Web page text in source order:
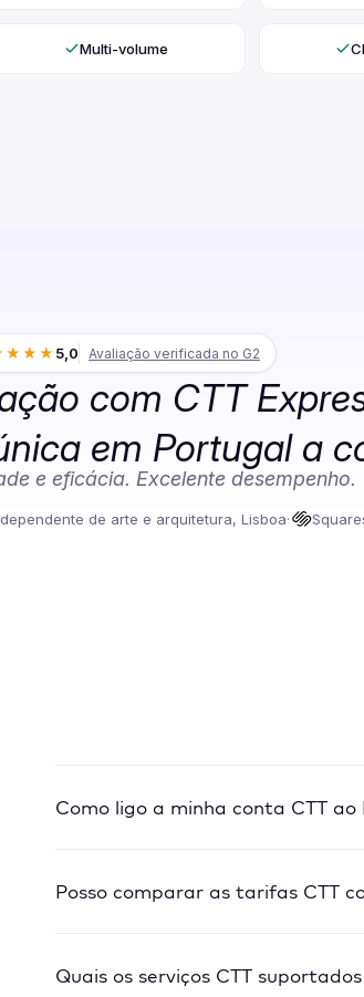
Multi-volume
5,0 Avaliação verificada no G2
com CTT
em Portugal a
e eficácia. Excelente desempenho.
de arte e arquitetura, Lisboa
Como ligo a minha conta CTT ao
Posso comparar as tarifas CTT
Quais os serviços CTT